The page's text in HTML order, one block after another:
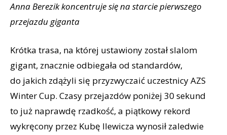
Anna Berezik koncentruje się na starcie pierwszego
przejazdu giganta
Krótka trasa, na której ustawiony został slalom
gigant, znacznie odbiegała od standardów,
do jakich zdążyli się przyzwyczaić uczestnicy AZS
Winter Cup. Czasy przejazdów poniżej 30 sekund
to już naprawdę rzadkość, a piątkowy rekord
wykręcony przez Kubę Ilewicza wynosił zaledwie